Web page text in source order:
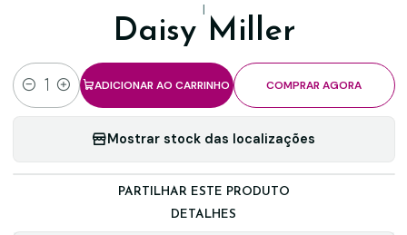
|
Daisy Miller
Quantidade
ADICIONAR AO CARRINHO COMPRAR AGORA
Mostrar stock das localizações
PARTILHAR ESTE PRODUTO
DETALHES